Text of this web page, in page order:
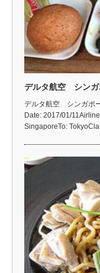
デルタ航空 シン
デルタ航空 シンガポ
Date: 2017/01/
SingaporeTo: